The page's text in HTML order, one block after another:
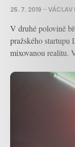
25. 7. 2019 –VÁCLAV
V druhé polovině
pražského
mixovanou realitu.